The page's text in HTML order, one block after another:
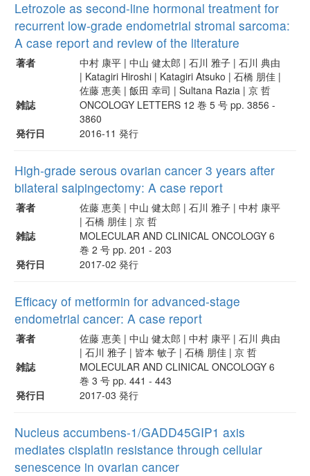
Letrozole as second-line hormonal treatment for
recurrent low-grade endometrial stromal sarcoma:
A case report and review of the literature
著者
中村 康平 | 中山 健太郎 | 石川 雅子 | 石川 典由
| Katagiri Hiroshi | Katagiri Atsuko | 石橋 朋佳 |
佐藤 恵美 | 飯田 幸司 | Sultana Razia | 京 哲
雑誌
ONCOLOGY LETTERS 12 巻 5 号 pp. 3856 -
3860
発行日
2016-11 発行
High-grade serous ovarian cancer 3 years after
bilateral salpingectomy: A case report
著者
佐藤 恵美 | 中山 健太郎 | 石川 雅子 | 中村 康平
| 石橋 朋佳 | 京 哲
雑誌
MOLECULAR AND CLINICAL ONCOLOGY 6
巻 2 号 pp. 201 - 203
発行日
2017-02 発行
Efficacy of metformin for advanced-stage
endometrial cancer: A case report
著者
佐藤 恵美 | 中山 健太郎 | 中村 康平 | 石川 典由
| 石川 雅子 | 皆本 敏子 | 石橋 朋佳 | 京 哲
雑誌
MOLECULAR AND CLINICAL ONCOLOGY 6
巻 3 号 pp. 441 - 443
発行日
2017-03 発行
Nucleus accumbens-1/GADD45GIP1 axis
mediates cisplatin resistance through cellular
senescence in ovarian cancer